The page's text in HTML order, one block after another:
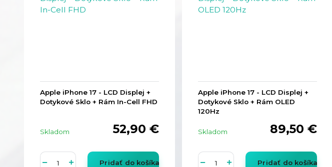
Apple iPhone 17 - LCD Displej +
Dotykové Sklo + Rám In-Cell FHD
52,90 €
Skladom
Pridať do košíka
Apple iPhone 17 - LCD Displej +
Dotykové Sklo + Rám OLED
120Hz
89,50 €
Skladom
Pridať do košíka